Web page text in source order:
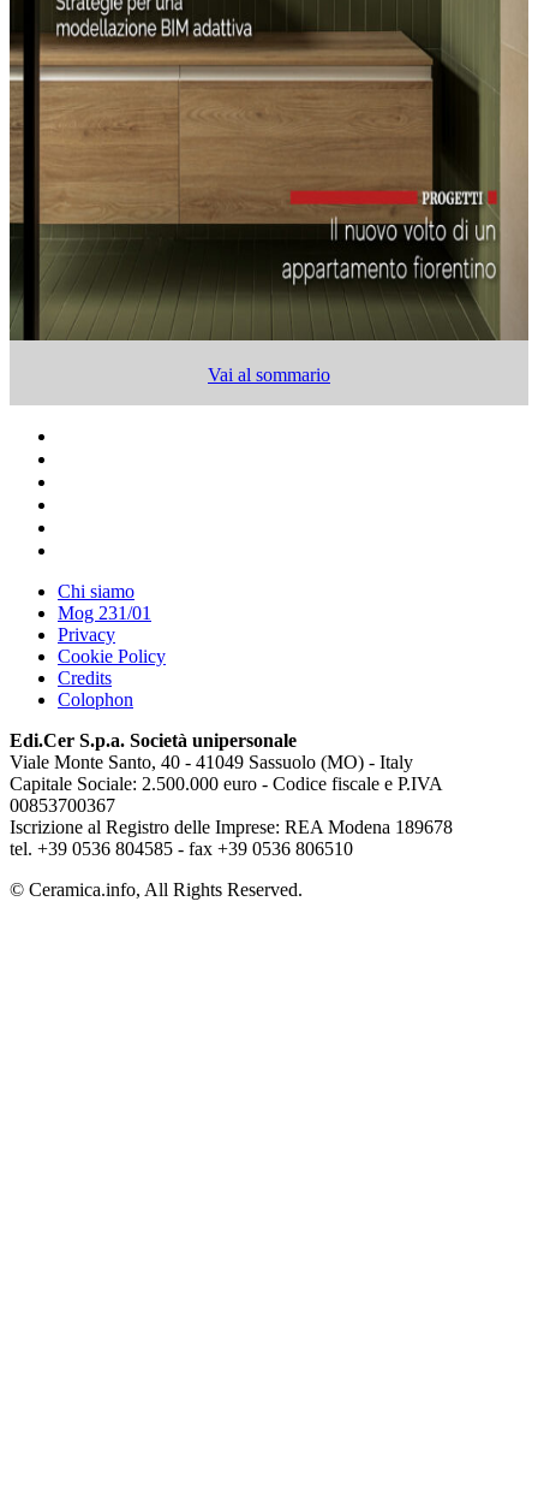
Vai al sommario
Chi siamo
Mog 231/01
Privacy
Cookie Policy
Credits
Colophon
Edi.Cer S.p.a. Società unipersonale
Viale Monte Santo, 40 - 41049 Sassuolo (MO) - Italy
Capitale Sociale: 2.500.000 euro - Codice fiscale e P.IVA
00853700367
Iscrizione al Registro delle Imprese: REA Modena 189678
tel. +39 0536 804585 - fax +39 0536 806510
© Ceramica.info, All Rights Reserved.